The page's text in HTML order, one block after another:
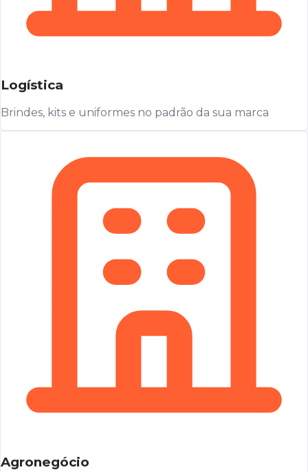
Logística
Brindes, kits e uniformes no padrão da sua marca
Agronegócio